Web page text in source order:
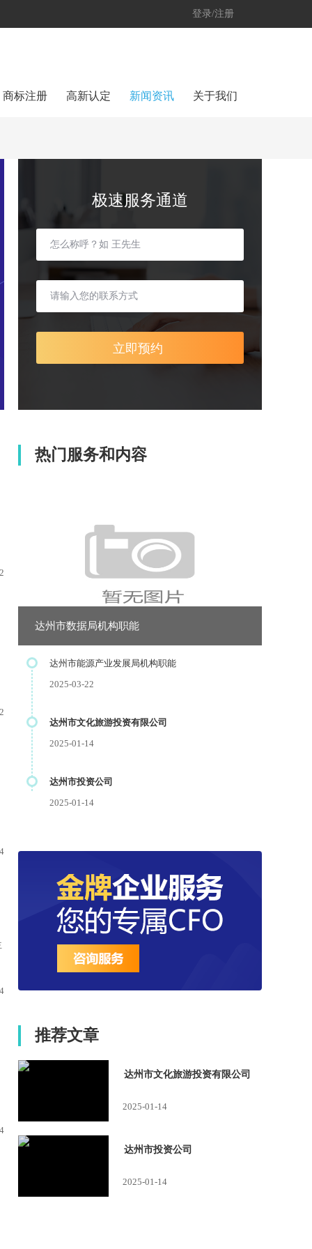
登录/注册
商标注册 高新认定 新闻资讯 关于我们
极速服务通道
热门服务和内容
达州市数据局机构职能
达州市能源产业发展局机构职能
2025-03-22
达州市文化旅游投资有限公司
2025-01-14
达州市投资公司
2025-01-14
推荐文章
达州市文化旅游投资有限公司
2025-01-14
达州市投资公司
2025-01-14